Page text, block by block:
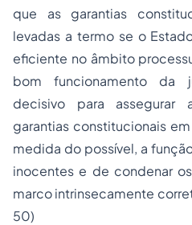
que as garantias
levadas a termo se o
eficiente no âmbito
bom funcionamento da
decisivo para
garantias constitucionais
medida do possível, a
inocentes e de condenar
marco intrinsecamente
50)